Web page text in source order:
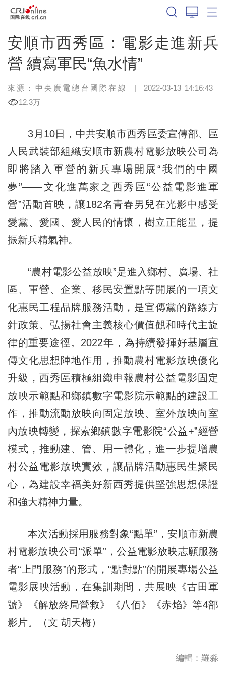
安順市西秀區：電影走進新兵
營 續寫軍民“魚水情”
來源：中央廣電總台國際在線 | 2022-03-13 14:16:43
12.3万
3月10日，中共安順市西秀區委宣傳部、區
人民武裝部組織安順市新農村電影放映公司為
即將踏入軍營的新兵專場開展“我們的中國
夢”——文化進萬家之西秀區“公益電影進軍
營”活動首映，讓182名青春男兒在光影中感受
愛黨、愛國、愛人民的情懷，樹立正能量，提
振新兵精氣神。
“農村電影公益放映”是進入鄉村、廣場、社
區、軍營、企業、移民安置點等開展的一項文
化惠民工程品牌服務活動，是宣傳黨的路線方
針政策、弘揚社會主義核心價值觀和時代主旋
律的重要途徑。2022年，為持續發揮好基層宣
傳文化思想陣地作用，推動農村電影放映優化
升級，西秀區積極組織申報農村公益電影固定
放映示範點和鄉鎮數字電影院示範點的建設工
作，推動流動放映向固定放映、室外放映向室
內放映轉變，探索鄉鎮數字電影院“公益+”經營
模式，推動建、管、用一體化，進一步提增農
村公益電影放映實效，讓品牌活動惠民生聚民
心，為建設幸福美好新西秀提供堅強思想保證
和強大精神力量。
本次活動採用服務對象“點單”，安順市新農
村電影放映公司“派單”，公益電影放映志願服務
者“上門服務”的形式，“點對點”的開展專場公益
電影展映活動，在集訓期間，共展映《古田軍
號》《解放終局營救》《八佰》《赤焰》等4部
影片。（文 胡天梅）
編輯：羅淼